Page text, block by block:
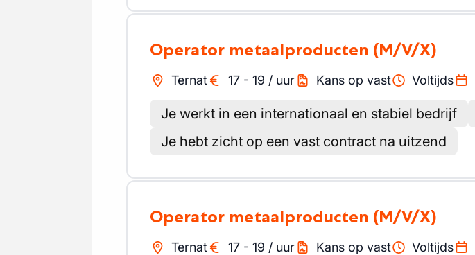
Operator metaalproducten (M/V/X)
Ternat 17 - 19 / uur Kans op vast Voltijds
Je werkt in een internationaal en stabiel bedrijf
Je hebt zicht op een vast contract na uitzend
Operator metaalproducten (M/V/X)
Ternat 17 - 19 / uur Kans op vast Voltijds